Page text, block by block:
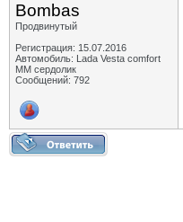
Bombas
Продвинутый
Регистрация: 15.07.2016
Автомобиль: Lada Vesta comfort
MM сердолик
Сообщений: 792